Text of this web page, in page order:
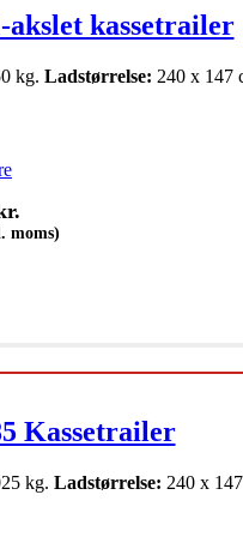
kassetrailer
kg. Ladstørrelse: 240 x 147
moms)
Kassetrailer
kg. Ladstørrelse: 240 x